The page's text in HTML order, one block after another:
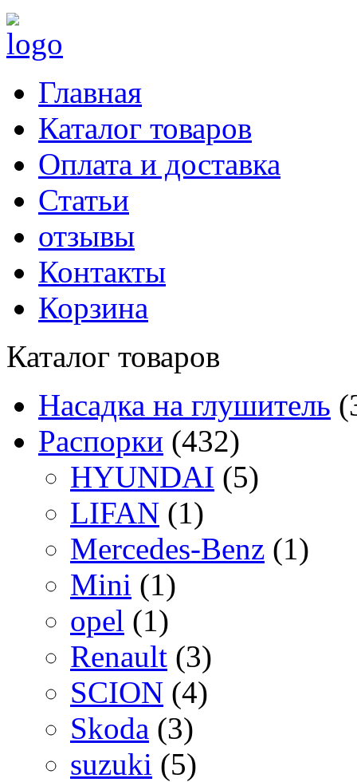
Главная
Каталог товаров
Оплата и доставка
Статьи
отзывы
Контакты
Корзина
Каталог товаров
Насадка на глушитель
Распорки (432)
HYUNDAI (5)
LIFAN (1)
Mercedes-Benz (1)
Mini (1)
opel (1)
Renault (3)
SCION (4)
Skoda (3)
suzuki (5)